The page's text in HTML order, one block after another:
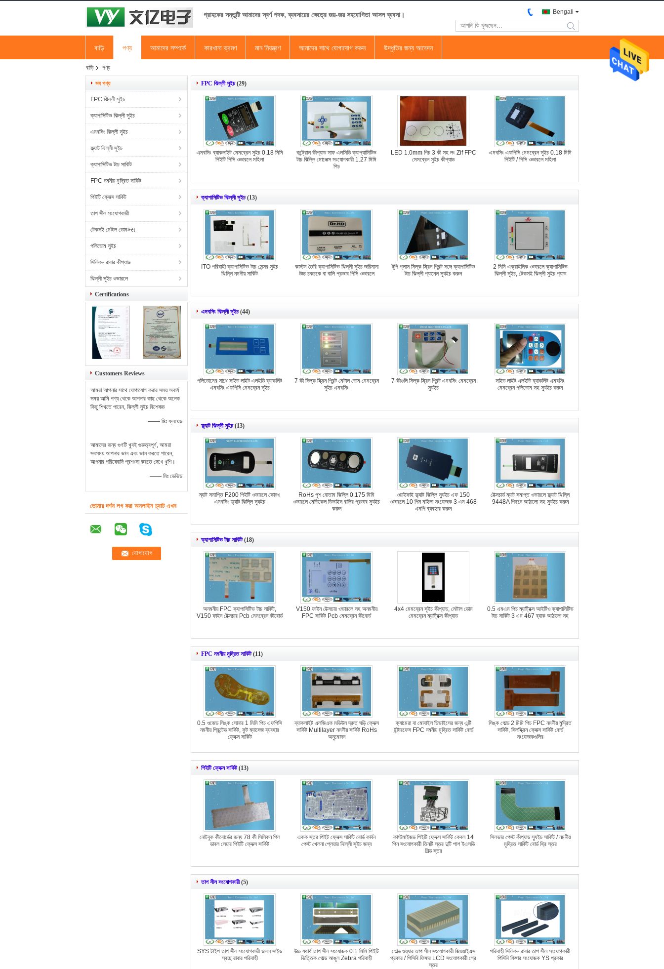
গ্রাহকের সন্তুষ্টি আমাদের স্বর্ণ পদক, ব্যবসায়ের ক্ষেত্রে জয়-জয় সহযোগিতা আসল ব্যবসা। Bengali
search
বাড়ি পণ্য আমাদের সম্পর্কে কারখানা ভ্রমণ মান নিয়ন্ত্রণ আমাদের সাথে যোগাযোগ করুন উদ্ধৃতির জন্য আবেদন
বাড়ি পণ্য
সব পণ্য
FPC ঝিল্লী সুইচ
ক্যাপাসিটিভ ঝিল্লী সুইচ
এমবসিং ঝিল্লী সুইচ
ফ্ল্যাট ঝিল্লী সুইচ
ক্যাপাসিটিভ টাচ সার্কিট
FPC নমনীয় মুদ্রিত সার্কিট
পিইটি ফ্লেক্স সার্কিট
তাপ সীল সংযোগকারী
টেকসই মেটাল ডোমમ્સ
পলিডোম সুইচ
সিলিকন রাবার কীপ্যাড
ঝিল্লী সুইচ ওভারলে
Certifications
Customers Reviews
আমরা আপনার সাথে যোগাযোগ করার সময় অবার্য
সময় আমি পণ্য থেকে আপনার কাছ থেকে অনেক
কিছু শিখতে পারেন, ঝিল্লী সুইচ বিশেষজ্ঞ
—— মিঃ ফ্লয়েড
আমাদের জন্য গুণটি খুবই গুরুত্বপূর্ণ, আমরা
সবসময় আপনার ভাল এবং ভাল করতে পারেন,
আপনার পরিষেবাদি প্রশংসা করতে দেখে খুশি।
—— মিঃ ডেভিড
তোমার দর্শন লগ করা অনলাইন চ্যাট এখন
FPC ঝিল্লী সুইচ (29)
এমবসিং ব্যাকলাইট মেমব্রেন সুইচ 0.18 মিমি
পিইটি পিসি ওভারলে মহিলা
কন্ট্রোল কীপ্যাড সাফ এলসিডি ক্যাপ্যাসিটিভ
টাচ ঝিল্লি মোলেক্স সংযোগকারী 1.27 মিমি
পিচ
LED 1.0mm পিচ 3 কী সহ লং Zif FPC
মেমব্রেন সুইচ কীপ্যাড
এমবসিং এফপিসি মেমব্রেন সুইচ 0.18 মিমি
পিইটি / পিসি ওভারলে মহিলা
ক্যাপাসিটিভ ঝিল্লী সুইচ (13)
ITO পরিবাহী ক্যাপাসিটিভ টাচ সেন্সর সুইচ
ঝিল্লি নমনীয় সার্কিট
কাস্টম তৈরি ক্যাপাসিটিভ ঝিল্লী সুইচ জরিমানা
উচ্চ চকচকে বা বালি প্রভাব পিসি ওভারলে
টুপি গ্লাস সিল্ক স্ক্রিন প্রিন্ট সঙ্গে ক্যাপাসিটিভ
টাচ ঝিল্লী প্যানেল স্যুইচ করুন
2 মিমি এক্রাইলিক ওভারলে ক্যাপাসিটিভ
ঝিল্লী সুইচ, টেকসই ঝিল্লী সুইচ প্যাড
এমবসিং ঝিল্লী সুইচ (44)
পলিডোমের সাথে সাইড লাইট এলইডি ব্যাকলিট
এমবসিং এফপিসি মেমব্রেন সুইচ
7 কী সিল্ক স্ক্রিন প্রিন্ট মেটাল ডোম মেমব্রেন
সুইচ এমবসিং
7 কীগুলি সিল্ক স্ক্রিন প্রিন্ট এমবসিং মেমব্রেন
স্যুইচ
সাইড লাইট এলইডি ব্যাকলিট এমবসিং
মেমব্রেন পলিডোম সহ স্যুইচ করুন
ফ্ল্যাট ঝিল্লী সুইচ (13)
ম্যাট সমাপ্তি F200 পিইটি ওভারলে কোনও
এমবসিং ফ্ল্যাট ঝিল্লি স্যুইচ
RoHs পুশ বোতাম ঝিল্লি 0.175 মিমি
ওভারলে মেডিকেল ডিভাইস বালির প্রভাব স্যুইচ
করুন
ওয়াইফাই ফ্ল্যাট ঝিল্লি স্যুইচ এফ 150
ওভারলে 10 পিন মহিলা সংযোজক 3 এম 468
এমপি ব্যবহার করুন
টেক্সচার্ড ম্যাট সমাপ্ত ওভারলে ফ্ল্যাট ঝিল্লি
9448A পিছনে আঠালো সহ স্যুইচ করুন
ক্যাপাসিটিভ টাচ সার্কিট (18)
অনমনীয় FPC ক্যাপাসিটিভ টাচ সার্কিট,
V150 ফাইন টেক্সচার Pcb মেমব্রেন কীবোর্ড
V150 ফাইন টেক্সচার ওভারলে সহ অনমনীয়
FPC সার্কিট Pcb মেমব্রেন কীবোর্ড
4x4 মেমব্রেন সুইচ কীপ্যাড, মেটাল ডোম
মেমব্রেন ম্যাট্রিক্স কীপ্যাড
0.5 এমএম পিচ ম্যাট্রিক্স আইটিও ক্যাপাসিটিভ
টাচ সার্কিট 3 এম 467 ব্যাক আঠালো সহ
FPC নমনীয় মুদ্রিত সার্কিট (11)
0.5 ওজেড সিঙ্ক সোনার 1 মিমি পিচ এফপিসি
নমনীয় প্রিন্টেড সার্কিট, ফুট ম্যাসেজ ব্যবহার
ফ্লেক্স সার্কিট
ব্যাকলাইট এলজিএফ মডিউল দ্রুত ঘড়ি ফ্লেক্স
সার্কিট Multilayer নমনীয় সার্কিট RoHs
অনুমোদন
ক্যামেরা বা মোবাইল ডিভাইসের জন্য এন্টি
ইন্টারফেস FPC নমনীয় মুদ্রিত সার্কিট বোর্ড
সিঙ্ক গোল্ড 2 মিমি পিচ FPC নমনীয় মুদ্রিত
সার্কিট, সিলস্ক্রিন ফ্লেক্স সার্কিট বোর্ড
সংযোজকগুলির
পিইটি ফ্লেক্স সার্কিট (13)
নোটবুক কীবোর্ডের জন্য 78 কী সিলিকন পিল
ডাবল লেয়ার পিইটি ফ্লেক্স সার্কিট
একক স্তর পিইট ফ্লেক্স সার্কিট বোর্ড কার্বন
পেস্ট খেলনা প্লেয়ার ঝিল্লী সুইচ জন্য
কাস্টমাইজড পিইটি ফ্লেক্স সার্কিট কেবল 14
পিন সংযোগকারী তিনটি স্তর দুটি পাশ ইএসডি
শিল্ড স্তর
সিলভার পেস্ট কীপ্যাড স্যুইচ সার্কিট / নমনীয়
মুদ্রিত সার্কিট বোর্ড থ্রি স্তর
তাপ সীল সংযোগকারী (5)
SYS টাইপ তাপ সীল সংযোগকারী ডাবল সাইড
স্বচ্ছ রাবার পরিবাহী
উচ্চ যথার্থ তাপ সীল সংযোজক 0.1 মিমি পিইটি
ভিত্তিক গোল্ড আঙুল Zebra পরিবাহী
গোল্ড ওয়্যার তাপ সীল সংযোগকারী জিওয়াইএস
প্রকার / পিসিবি ফিঙ্গার LCD সংযোগকারী গ্রে
স্তর
পরিবাহী সিলিকন রাবার তাপ সীল সংযোগকারী
পিসিবি ফিঙ্গার সংযোজক YS প্রকার